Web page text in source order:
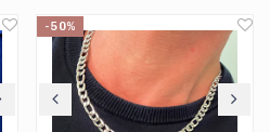
bewaar/geschenkverpakking en
verzending. Ook achteraf betalen.
-50%